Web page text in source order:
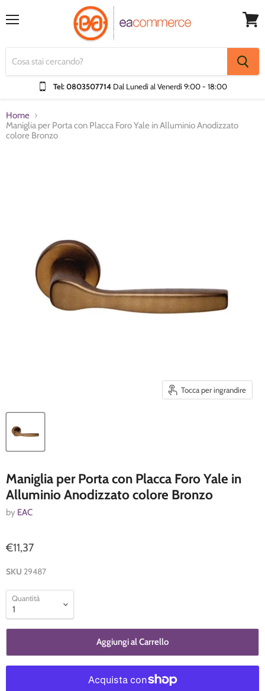
Tel: 0803507714 Dal Lunedì al Venerdì9:00 - 18:00
Home
Maniglia per Porta con Placca Foro Yale in Alluminio Anodizzato
colore Bronzo
Tocca per ingrandire
Maniglia per Porta con Placca Foro Yale in
Alluminio Anodizzato colore Bronzo
by EAC
€11,37
SKU 29487
Quantità
Aggiungi al Carrello